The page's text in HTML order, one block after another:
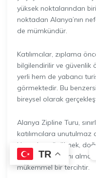
yüksek noktalarından
noktadan Alanya’nın
de mümkündür.
Katılımcılar, zıplama
bilgilendirilir ve güvenlik
yerli hem de yabancı
görmektedir. Bu
bireysel olarak
Alanya Zipline Turu,
katılımcılara unutulmaz
Havadan süzülmek,
özgürlüğün tadını
mükemmel bir tercihtir.
TR